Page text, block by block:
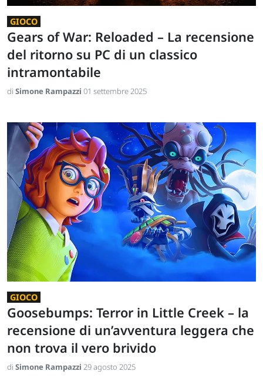
GIOCO
Gears of War: Reloaded – La recensione
del ritorno su PC di un classico
intramontabile
di Simone Rampazzi 01 settembre 2025
GIOCO
Goosebumps: Terror in Little Creek – la
recensione di un’avventura leggera che
non trova il vero brivido
di Simone Rampazzi 29 agosto 2025